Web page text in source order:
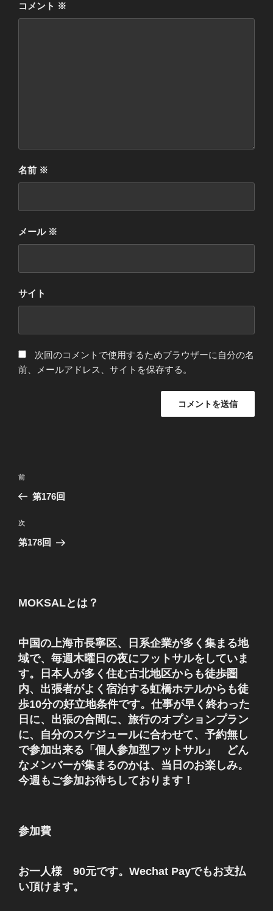
コメント ※
名前 ※
メール ※
サイト
次回のコメントで使用するためブラウザーに自分の名
前、メールアドレス、サイトを保存する。
投
ビ
ゲ
ン
前
の
稿
前
第176回
次
の
次
第178回
MOKSALとは？
中国の上海市長寧区、日系企業が多く集まる地
域で、毎週木曜日の夜にフットサルをしていま
す。日本人が多く住む古北地区からも徒歩圏
内、出張者がよく宿泊する虹橋ホテルからも徒
歩10分の好立地条件です。仕事が早く終わった
日に、出張の合間に、旅行のオプションプラン
に、自分のスケジュールに合わせて、予約無し
で参加出来る「個人参加型フットサル」 どん
なメンバーが集まるのかは、当日のお楽しみ。
今週もご参加お待ちしております！
参加費
お一人様 90元です。Wechat Payでもお支払
い頂けます。